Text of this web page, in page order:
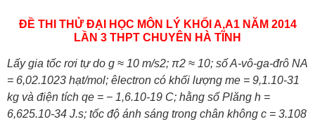
ĐỀ THI THỬ ĐẠI HỌC MÔN LÝ KHỐI A,A1 NĂM 2014
LẦN 3 THPT CHUYÊN HÀ TĨNH
Lấy gia tốc rơi tự do g ≈ 10 m/s2; π2 ≈ 10; số A-vô-ga-đrô NA
= 6,02.1023 hạt/mol; êlectron có khối lượng me = 9,1.10-31
kg và điện tích qe = − 1,6.10-19 C; hằng số Plăng h =
6,625.10-34 J.s; tốc độ ánh sáng trong chân không c = 3.108